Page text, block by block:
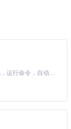
Claude Code 的开源替代方案。连接任意大模型，编辑代码，运行命令，自动验证 — 全自动执行。用 Rust 构建，极致性能。 ｜ An open-source alternative to Claude Code. Connect any LLM, edit code, run commands, and verify changes — autonomously. Built in Rust for speed. Get Started